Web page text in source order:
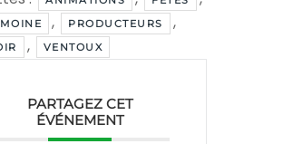
, PRODUCTEURS ,
, VENTOUX
PARTAGEZ CET
ÉVÉNEMENT